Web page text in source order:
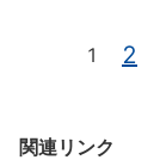
1 2
関連リンク